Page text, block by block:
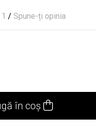
1 / Spune-ți opinia
în coș